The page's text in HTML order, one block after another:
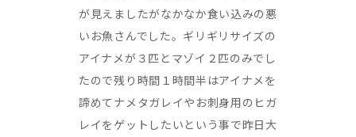
が見えましたがなかなか食い込みの悪
いお魚さんでした。ギリギリサイズの
アイナメが３匹とマゾイ２匹のみでし
たので残り時間１時間半はアイナメを
諦めてナメタガレイやお刺身用のヒガ
レイをゲットしたいという事で昨日大